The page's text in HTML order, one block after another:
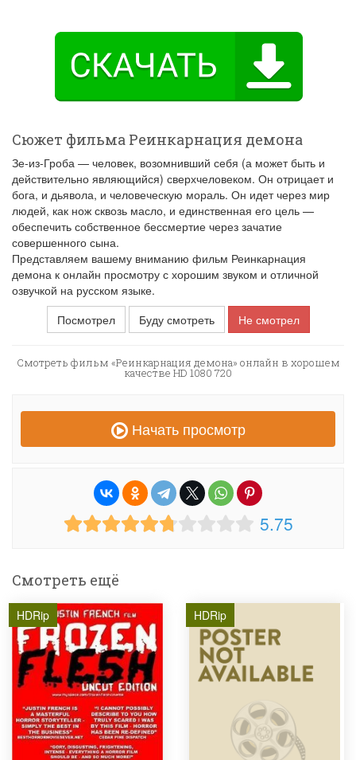
Сюжет фильма Реинкарнация демона
Зе-из-Гроба — человек, возомнивший себя (а может быть и
действительно являющийся) сверхчеловеком. Он отрицает и
бога, и дьявола, и человеческую мораль. Он идет через мир
людей, как нож сквозь масло, и единственная его цель —
обеспечить собственное бессмертие через зачатие
совершенного сына.
Представляем вашему вниманию фильм Реинкарнация
демона к онлайн просмотру с хорошим звуком и отличной
озвучкой на русском языке.
Посмотрел
Буду смотреть Не смотрел
Смотреть фильм «Реинкарнация демона» онлайн в хорошем
качестве HD 1080 720
Начать просмотр
5.75
Смотреть ещё
HDRip HDRip